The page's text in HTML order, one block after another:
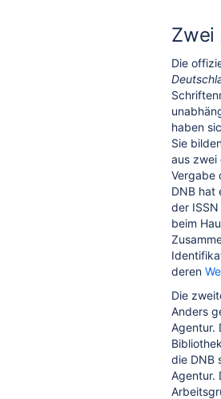
Zwei
Die
haben
Sie
aus zwei
Vergabe
DNB hat
der
beim
deren
Die
Anders
Agentur.
die DNB
Agentur.